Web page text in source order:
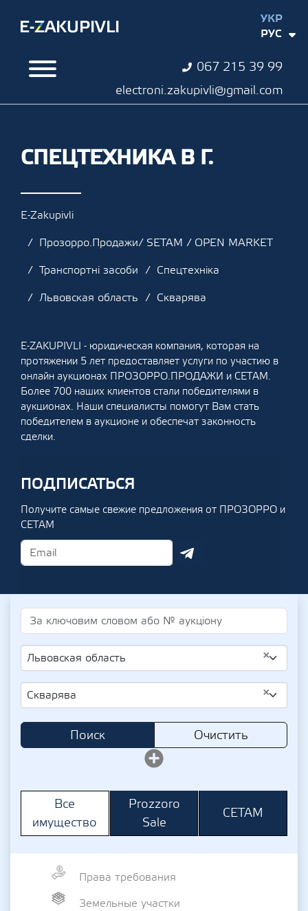
067 215 39 99
electroni.zakupivli@gmail.com
УКР
РУС
СПЕЦТЕХНИКА В Г.
E-Zakupivli
Прозорро.Продажи/ SETAM / OPEN MARKET
Транспортні засоби
Спецтехніка
Львовская область
Скварява
E-ZAKUPIVLI - юридическая компания, которая на
протяжении 5 лет предоставляет услуги по участию в
онлайн аукционах ПРОЗОРРО.ПРОДАЖИ и СЕТАМ.
Более 700 наших клиентов стали победителями в
аукционах. Наши специалисты помогут Вам стать
победителем в аукционе и обеспечат законность
сделки.
ПОДПИСАТЬСЯ
Получите самые свежие предложения от ПРОЗОРРО и
СЕТАМ
×
Львовская область
×
Скварява
Поиск Очистить
Все
имущество
Prozzoro
Sale
СЕТАМ
Права требования
Земельные участки